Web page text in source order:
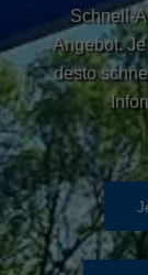
Schnell-
Angebot.
desto